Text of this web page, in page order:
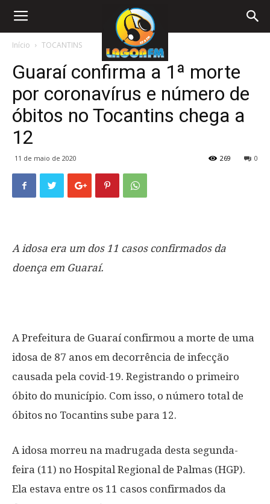
Início TOCANTINS
Guaraí confirma a 1ª morte
por coronavírus e número de
óbitos no Tocantins chega a
12
11 de maio de 2020 0
269
A idosa era um dos 11 casos confirmados da
doença em Guaraí.
A Prefeitura de Guaraí confirmou a morte de uma
idosa de 87 anos em decorrência de infecção
causada pela covid-19. Registrando o primeiro
óbito do município. Com isso, o número total de
óbitos no Tocantins sube para 12.
A idosa morreu na madrugada desta segunda-
feira (11) no Hospital Regional de Palmas (HGP).
Ela estava entre os 11 casos confirmados da